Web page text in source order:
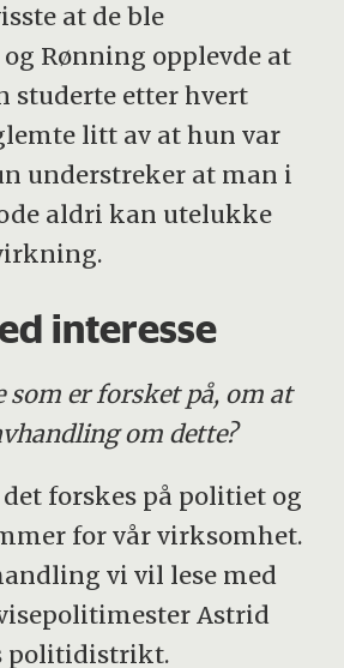
at de ble
Rønning opplevde at
studerte etter hvert
litt av at hun var
understreker at man i
aldri kan utelukke
interesse
som er forsket på, om at
om dette?
forskes på politiet og
for vår virksomhet.
vi vil lese med
Astrid
politidistrikt.